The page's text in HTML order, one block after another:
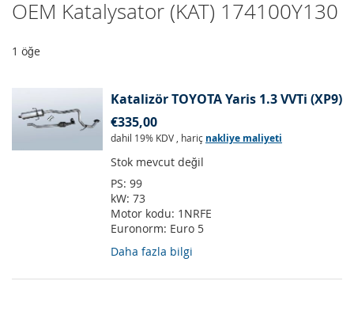
OEM Katalysator (KAT) 174100Y130
1 öğe
Katalizör TOYOTA Yaris 1.3 VVTi (XP9)
€335,00
dahil 19% KDV , hariç nakliye maliyeti
Stok mevcut değil
PS: 99
kW: 73
Motor kodu: 1NRFE
Euronorm: Euro 5
Daha fazla bilgi